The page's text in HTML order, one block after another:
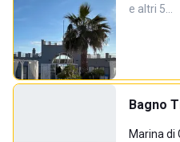
e altri 5…
Bagno
Marina di